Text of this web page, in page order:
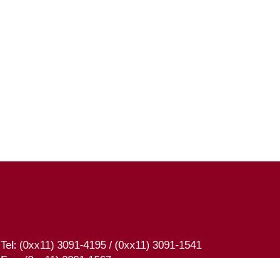
Tel: (0xx11) 3091-4195 / (0xx11) 3091-1541